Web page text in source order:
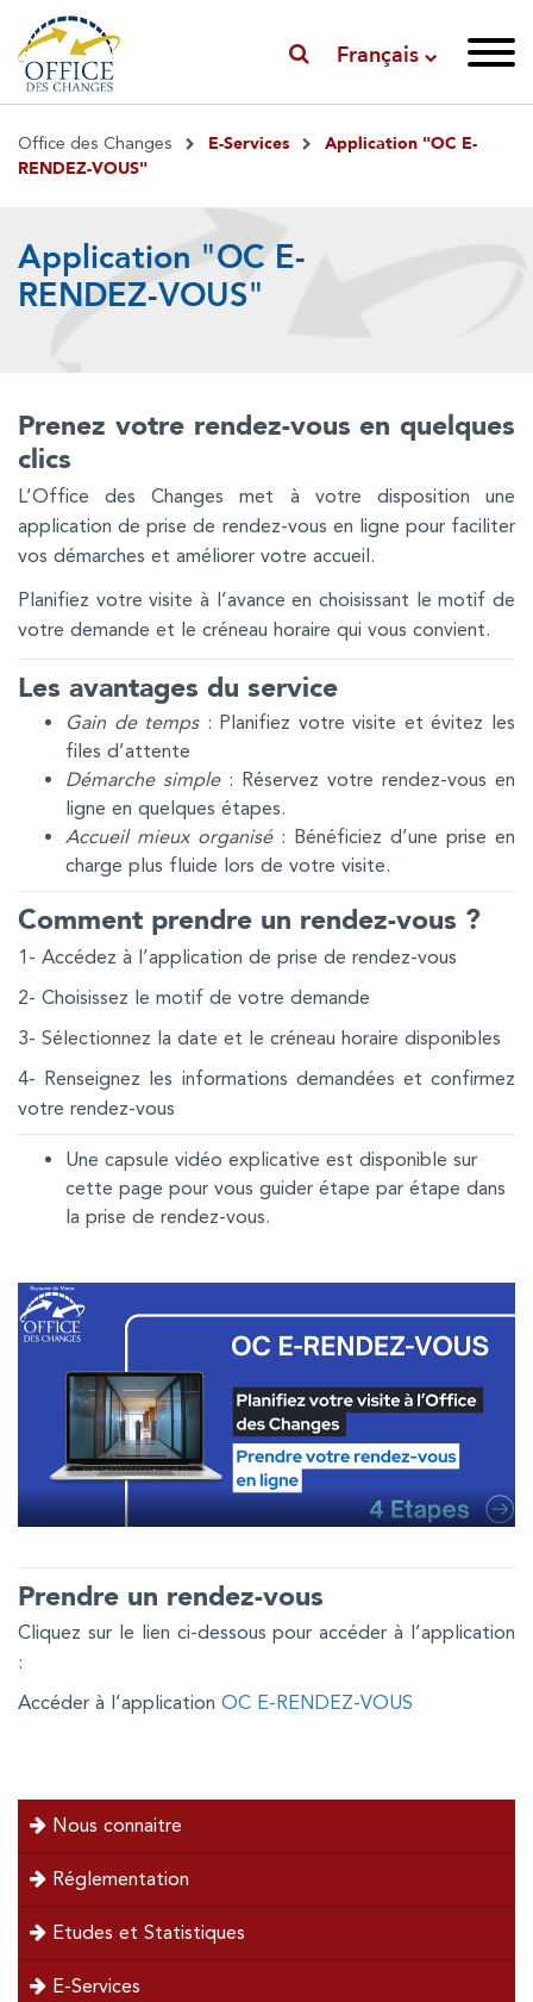
Français
Fil
d'Ariane
Office des Changes E-Services
Application "OC E-
RENDEZ-VOUS"
Application "OC E-
RENDEZ-VOUS"
menu
left Nous connaitre
Réglementation
Etudes et Statistiques
E-Services
Prenez votre rendez-vous en quelques
clics
L’Office des Changes met à votre disposition une
application de prise de rendez-vous en ligne pour faciliter
vos démarches et améliorer votre accueil.
Planifiez votre visite à l’avance en choisissant le motif de
votre demande et le créneau horaire qui vous convient.
Les avantages du service
Gain de temps: Planifiez votre visite et évitez les
files d’attente
Démarche simple : Réservez votre rendez-vous en
ligne en quelques étapes.
Accueil mieux organisé: Bénéficiez d’une prise en
charge plus fluide lors de votre visite.
Comment prendre un rendez-vous ?
1- Accédez à l’application de prise de rendez-vous
2- Choisissez le motif de votre demande
3- Sélectionnez la date et le créneau horaire disponibles
4- Renseignez les informations demandées et confirmez
votre rendez-vous
Une capsule vidéo explicative est disponible sur
cette page pour vous guider étape par étape dans
la prise de rendez-vous.
Prendre un rendez-vous
Cliquez sur le lien ci-dessous pour accéder à l’application
:
Accéder à l’application OC E-RENDEZ-VOUS